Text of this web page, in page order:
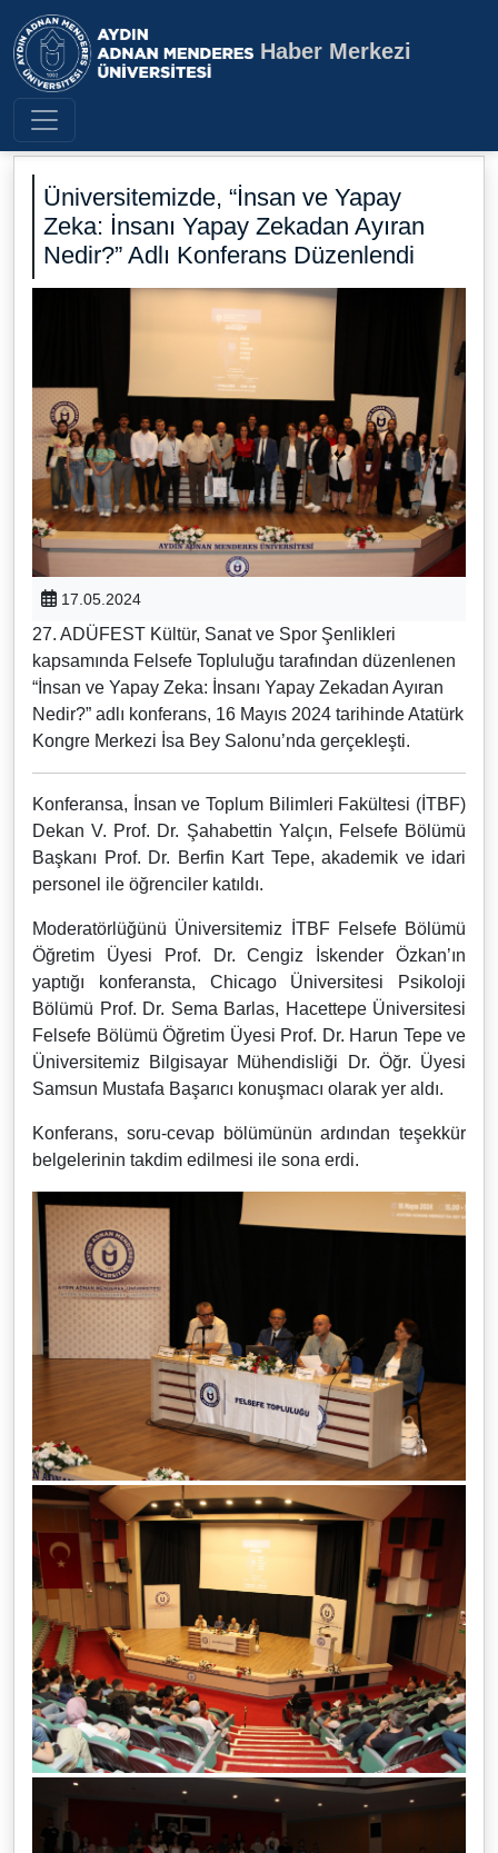
Aydın Adnan Menderes
Haber Merkezi
Üniversitemizde, “İnsan ve Yapay
Zeka: İnsanı Yapay Zekadan Ayıran
Nedir?” Adlı Konferans Düzenlendi
17.05.2024
27. ADÜFEST Kültür, Sanat ve Spor Şenlikleri
kapsamında Felsefe Topluluğu tarafından düzenlenen
“İnsan ve Yapay Zeka: İnsanı Yapay Zekadan Ayıran
Nedir?” adlı konferans, 16 Mayıs 2024 tarihinde Atatürk
Kongre Merkezi İsa Bey Salonu’nda gerçekleşti.
Konferansa, İnsan ve Toplum Bilimleri Fakültesi (İTBF)
Dekan V. Prof. Dr. Şahabettin Yalçın, Felsefe Bölümü
Başkanı Prof. Dr. Berfin Kart Tepe, akademik ve idari
personel ile öğrenciler katıldı.
Moderatörlüğünü Üniversitemiz İTBF Felsefe Bölümü
Öğretim Üyesi Prof. Dr. Cengiz İskender Özkan’ın
yaptığı konferansta, Chicago Üniversitesi Psikoloji
Bölümü Prof. Dr. Sema Barlas, Hacettepe Üniversitesi
Felsefe Bölümü Öğretim Üyesi Prof. Dr. Harun Tepe ve
Üniversitemiz Bilgisayar Mühendisliği Dr. Öğr. Üyesi
Samsun Mustafa Başarıcı konuşmacı olarak yer aldı.
Konferans, soru-cevap bölümünün ardından teşekkür
belgelerinin takdim edilmesi ile sona erdi.